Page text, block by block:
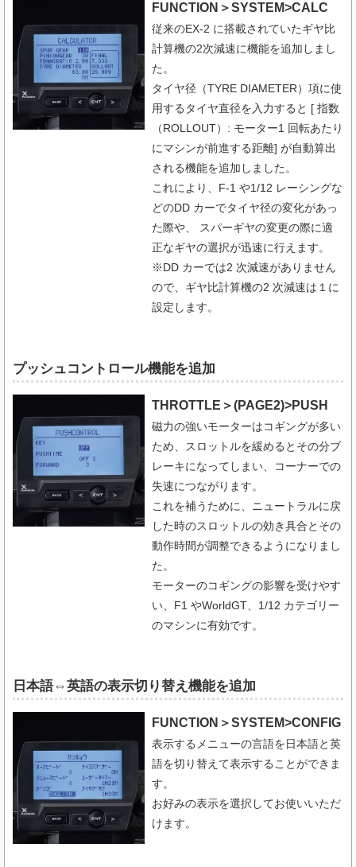
FUNCTION＞SYSTEM>CALC
従来のEX-2 に搭載されていたギヤ比
計算機の2次減速に機能を追加しまし
た。
タイヤ径（TYRE DIAMETER）項に使
用するタイヤ直径を入力すると [ 指数
（ROLLOUT）: モーター1 回転あたり
にマシンが前進する距離] が自動算出
される機能を追加しました。
これにより、F-1 や1/12 レーシングな
どのDD カーでタイヤ径の変化があっ
た際や、 スパーギヤの変更の際に適
正なギヤの選択が迅速に行えます。
※DD カーでは2 次減速がありません
ので、ギヤ比計算機の2 次減速は１に
設定します。
プッシュコントロール機能を追加
THROTTLE＞(PAGE2)>PUSH
磁力の強いモーターはコギングが多い
ため、スロットルを緩めるとその分ブ
レーキになってしまい、コーナーでの
失速につながります。
これを補うために、ニュートラルに戻
した時のスロットルの効き具合とその
動作時間が調整できるようになりまし
た。
モーターのコギングの影響を受けやす
い、F1 やWorldGT、1/12 カテゴリー
のマシンに有効です。
日本語⇔英語の表示切り替え機能を追加
FUNCTION＞SYSTEM>CONFIG
表示するメニューの言語を日本語と英
語を切り替えて表示することができま
す。
お好みの表示を選択してお使いいただ
けます。